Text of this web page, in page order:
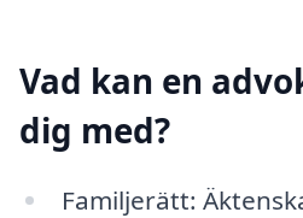
Vad kan en
dig med?
Familjerätt: